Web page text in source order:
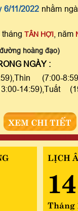
6/11/2022 nhằm
, tháng TÂN HỢI , năm
hoàng đạo)
NGÀY :
(7:00-
14:59),Tuất
XEM CHI TIẾT
LỊCH
14
Tháng